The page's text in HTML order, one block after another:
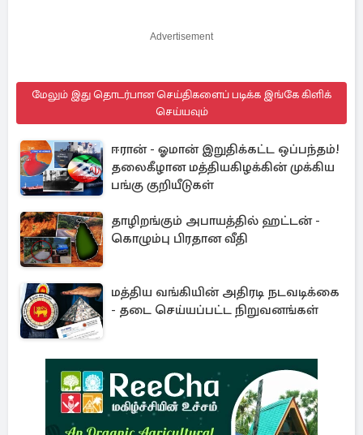
Advertisement
மேலும் இது தொடர்பான செய்திகளைப் படிக்க இங்கே கிளிக்
செய்யவும்
ஈரான் - ஓமான் இறுதிக்கட்ட ஒப்பந்தம்!
தலைகீழான மத்தியகிழக்கின் முக்கிய
பங்கு குறியீடுகள்
தாழிறங்கும் அபாயத்தில் ஹட்டன் -
கொழும்பு பிரதான வீதி
மத்திய வங்கியின் அதிரடி நடவடிக்கை
- தடை செய்யப்பட்ட நிறுவனங்கள்